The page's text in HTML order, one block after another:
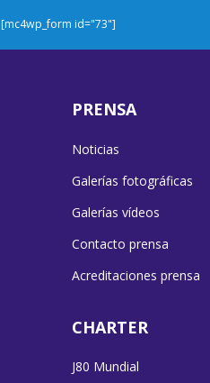
[mc4wp_form id="73"]
PRENSA
Noticias
Galerías fotográficas
Galerías vídeos
Contacto prensa
Acreditaciones prensa
CHARTER
J80 Mundial